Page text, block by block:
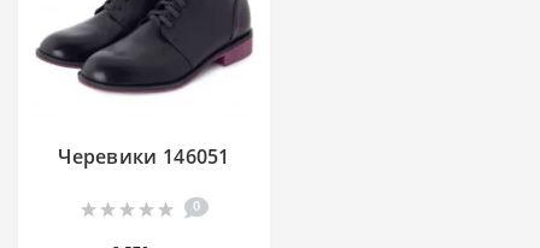
Черевики 146051
0